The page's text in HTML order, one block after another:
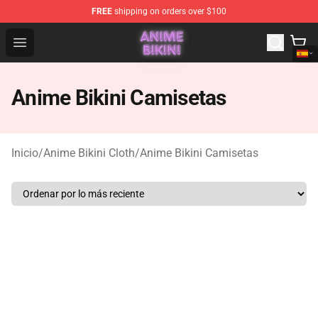
FREE shipping on orders over $100
Open menu
Anime Bikini Shop - The Best Store of Anime Bikini
Anime Bikini Camisetas
Inicio/Anime Bikini Cloth/Anime Bikini Camisetas